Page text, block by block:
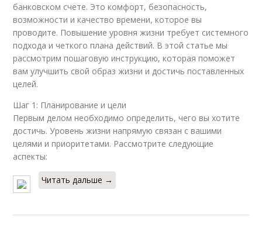
банковском счете. Это комфорт, безопасность,
возможности и качество времени, которое вы
проводите. Повышение уровня жизни требует системного
подхода и четкого плана действий. В этой статье мы
рассмотрим пошаговую инструкцию, которая поможет
вам улучшить свой образ жизни и достичь поставленных
целей.
Шаг 1: Планирование и цели
Первым делом необходимо определить, чего вы хотите
достичь. Уровень жизни напрямую связан с вашими
целями и приоритетами. Рассмотрите следующие
аспекты:
Читать дальше →